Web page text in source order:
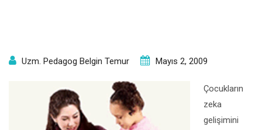
Uzm. Pedagog Belgin Temur Mayıs 2, 2009
Çocukların
zeka
gelişimini